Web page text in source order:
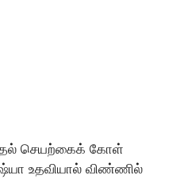
செயற்கைக் கோள்
உதவியால் விண்ணில்